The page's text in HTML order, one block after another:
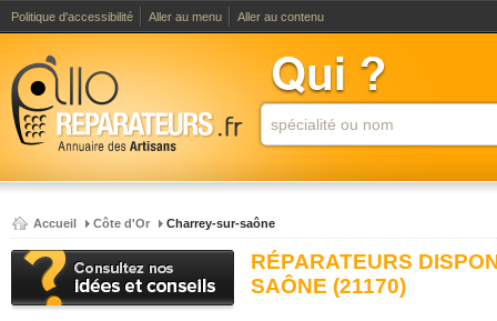
Politique d'accessibilité Aller au menu Aller au contenu
Accueil Côte d'Or Charrey-sur-saône
RÉPARATEURS
SAÔNE (21170)